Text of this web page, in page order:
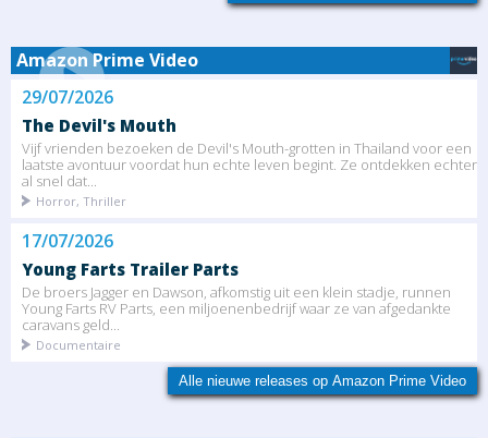
Amazon Prime Video
29/07/2026
The Devil's Mouth
Vijf vrienden bezoeken de Devil's Mouth-grotten in Thailand voor een
laatste avontuur voordat hun echte leven begint. Ze ontdekken echter
al snel dat...
Horror, Thriller
17/07/2026
Young Farts Trailer Parts
De broers Jagger en Dawson, afkomstig uit een klein stadje, runnen
Young Farts RV Parts, een miljoenenbedrijf waar ze van afgedankte
caravans geld...
Documentaire
Alle nieuwe releases op Amazon Prime Video